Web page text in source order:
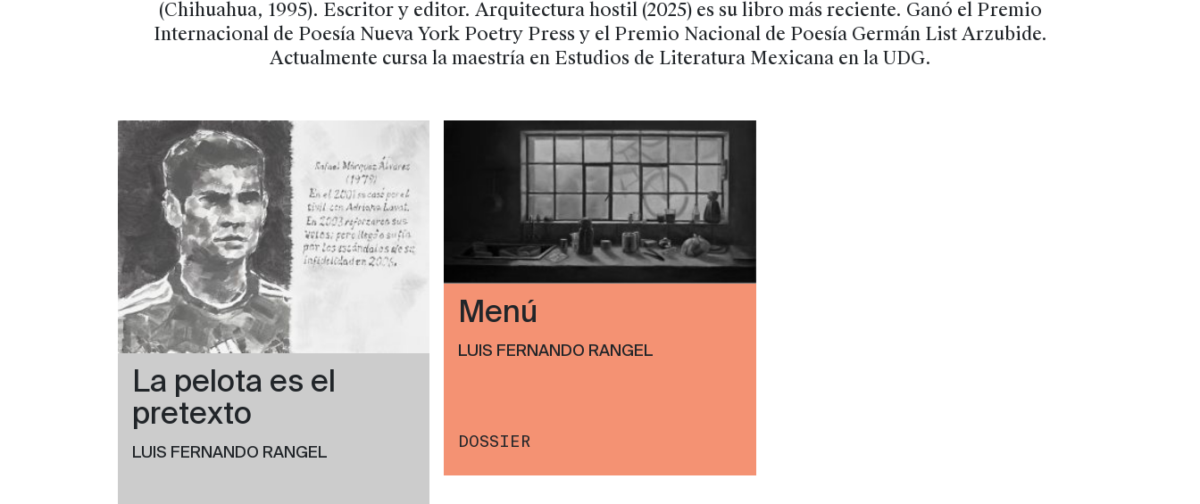
(Chihuahua, 1995). Escritor y editor. Arquitectura hostil (2025) es su libro más reciente. Ganó el Premio
Internacional de Poesía Nueva York Poetry Press y el Premio Nacional de Poesía Germán List Arzubide.
Actualmente cursa la maestría en Estudios de Literatura Mexicana en la UDG.
La pelota es el
pretexto
LUIS FERNANDO RANGEL
Menú
LUIS FERNANDO RANGEL
DOSSIER